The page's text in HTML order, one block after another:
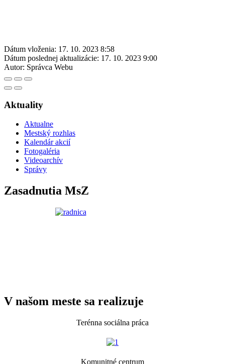
Dátum vloženia: 17. 10. 2023 8:58
Dátum poslednej aktualizácie: 17. 10. 2023 9:00
Autor: Správca Webu
Aktuality
Aktualne
Mestský rozhlas
Kalendár akcií
Fotogaléria
Videoarchív
Správy
Zasadnutia MsZ
V našom meste sa realizuje
Terénna sociálna práca
Komunitné centrum